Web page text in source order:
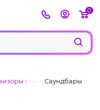
0
— Саундбары